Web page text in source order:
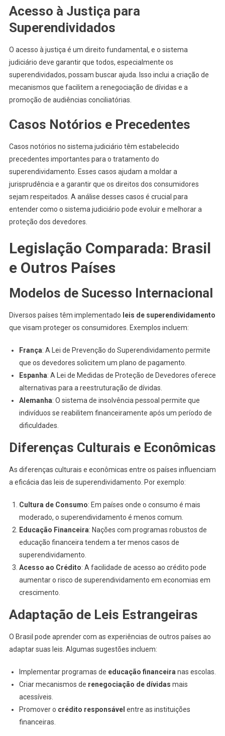
Acesso à Justiça para
Superendividados
O acesso à justiça é um direito fundamental, e o sistema
judiciário deve garantir que todos, especialmente os
superendividados, possam buscar ajuda. Isso inclui a criação de
mecanismos que facilitem a renegociação de dívidas e a
promoção de audiências conciliatórias.
Casos Notórios e Precedentes
Casos notórios no sistema judiciário têm estabelecido
precedentes importantes para o tratamento do
superendividamento. Esses casos ajudam a moldar a
jurisprudência e a garantir que os direitos dos consumidores
sejam respeitados. A análise desses casos é crucial para
entender como o sistema judiciário pode evoluir e melhorar a
proteção dos devedores.
Legislação Comparada: Brasil
e Outros Países
Modelos de Sucesso Internacional
Diversos países têm implementado leis de superendividamento
que visam proteger os consumidores. Exemplos incluem:
França: A Lei de Prevenção do Superendividamento permite
que os devedores solicitem um plano de pagamento.
Espanha: A Lei de Medidas de Proteção de Devedores oferece
alternativas para a reestruturação de dívidas.
Alemanha: O sistema de insolvência pessoal permite que
indivíduos se reabilitem financeiramente após um período de
dificuldades.
Diferenças Culturais e Econômicas
As diferenças culturais e econômicas entre os países influenciam
a eficácia das leis de superendividamento. Por exemplo:
Cultura de Consumo: Em países onde o consumo é mais
moderado, o superendividamento é menos comum.
Educação Financeira: Nações com programas robustos de
educação financeira tendem a ter menos casos de
superendividamento.
Acesso ao Crédito: A facilidade de acesso ao crédito pode
aumentar o risco de superendividamento em economias em
crescimento.
Adaptação de Leis Estrangeiras
O Brasil pode aprender com as experiências de outros países ao
adaptar suas leis. Algumas sugestões incluem:
Implementar programas de educação financeiranas escolas.
Criar mecanismos de renegociação de dívidas mais
acessíveis.
Promover o crédito responsável entre as instituições
financeiras.